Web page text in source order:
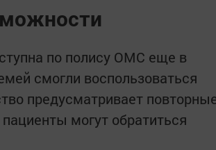
по полису ОМС еще в
смогли воспользоваться
предусматривает
могут обратиться